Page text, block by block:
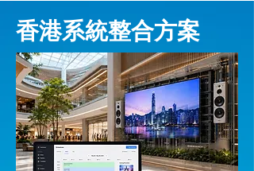
香港系統整合方案